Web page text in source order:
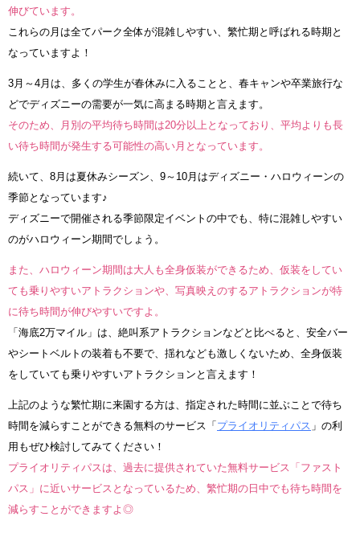
伸びています。
これらの月は全てパーク全体が混雑しやすい、繁忙期と呼ばれる時期と
なっていますよ！
3月～4月は、多くの学生が春休みに入ることと、春キャンや卒業旅行な
どでディズニーの需要が一気に高まる時期と言えます。
そのため、月別の平均待ち時間は20分以上となっており、平均よりも長
い待ち時間が発生する可能性の高い月となっています。
続いて、8月は夏休みシーズン、9～10月はディズニー・ハロウィーンの
季節となっています♪
ディズニーで開催される季節限定イベントの中でも、特に混雑しやすい
のがハロウィーン期間でしょう。
また、ハロウィーン期間は大人も全身仮装ができるため、仮装をしてい
ても乗りやすいアトラクションや、写真映えのするアトラクションが特
に待ち時間が伸びやすいですよ。
「海底2万マイル」は、絶叫系アトラクションなどと比べると、安全バー
やシートベルトの装着も不要で、揺れなども激しくないため、全身仮装
をしていても乗りやすいアトラクションと言えます！
上記のような繁忙期に来園する方は、指定された時間に並ぶことで待ち
時間を減らすことができる無料のサービス「 プライオリティパス 」の利
用もぜひ検討してみてください！
プライオリティパスは、過去に提供されていた無料サービス「ファスト
パス」に近いサービスとなっているため、繁忙期の日中でも待ち時間を
減らすことができますよ◎